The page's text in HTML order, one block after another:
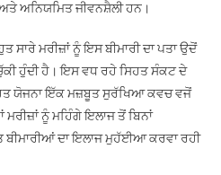
ਅਨਿਯਮਿਤ ਜੀਵਨਸ਼ੈਲੀ ਹਨ।
ਸਾਰੇ ਮਰੀਜ਼ਾਂ ਨੂੰ ਇਸ ਬੀਮਾਰੀ ਦਾ ਪਤਾ ਉਦੋਂ
ਹੁੰਦੀ ਹੈ। ਇਸ ਵਧ ਰਹੇ ਸਿਹਤ ਸੰਕਟ ਦੇ
ਯੋਜਨਾ ਇੱਕ ਮਜ਼ਬੂਤ ਸੁਰੱਖਿਆ ਕਵਚ ਵਜੋਂ
ਨੂੰ ਮਹਿੰਗੇ ਇਲਾਜ ਤੋਂ ਬਿਨਾਂ
ਦਾ ਇਲਾਜ ਮੁਹੱਈਆ ਕਰਵਾ ਰਹੀ